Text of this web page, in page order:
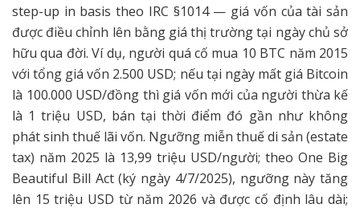
step-up in basis theo IRC §1014 — giá vốn của tài sản
được điều chỉnh lên bằng giá thị trường tại ngày chủ sở
hữu qua đời. Ví dụ, người quá cố mua 10 BTC năm 2015
với tổng giá vốn 2.500 USD; nếu tại ngày mất giá Bitcoin
là 100.000 USD/đồng thì giá vốn mới của người thừa kế
là 1 triệu USD, bán tại thời điểm đó gần như không
phát sinh thuế lãi vốn. Ngưỡng miễn thuế di sản (estate
tax) năm 2025 là 13,99 triệu USD/người; theo One Big
Beautiful Bill Act (ký ngày 4/7/2025), ngưỡng này tăng
lên 15 triệu USD từ năm 2026 và được cố định lâu dài;